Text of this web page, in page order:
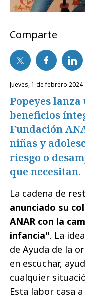
Comparte
jueves, 1 de febrero 2024
Popeyes
beneficios
Fundación
niñas y
riesgo o
que necesitan.
La cadena de
anunciado su
ANAR con la
infancia". La
de Ayuda de la
en escuchar,
cualquier
Esta labor casa